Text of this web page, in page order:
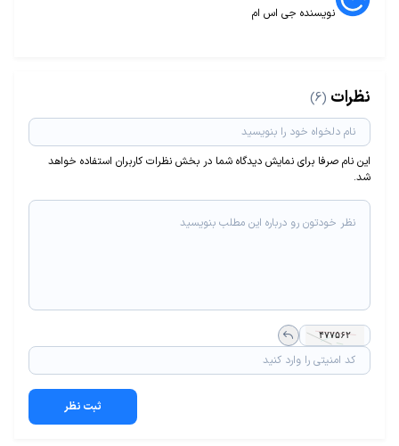
نویسنده جی اس ام
نظرات (6)
این نام صرفا برای نمایش دیدگاه شما در بخش نظرات کاربران استفاده خواهد
شد.
ثبت نظر